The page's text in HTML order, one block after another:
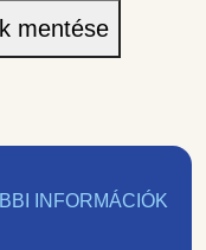
mentése
INFORMÁCIÓK